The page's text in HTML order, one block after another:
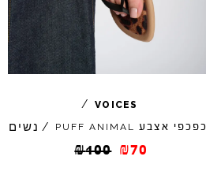
VOICES
/
כפכפי אצבע
PUFFANIMAL
/ נשים
₪100 ₪70